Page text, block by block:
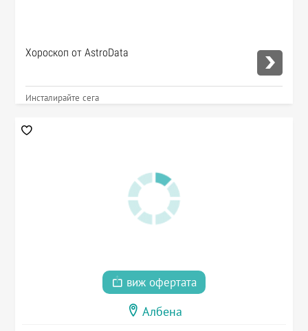
Хороскоп от AstroData
Инсталирайте сега
виж офертата
Албена